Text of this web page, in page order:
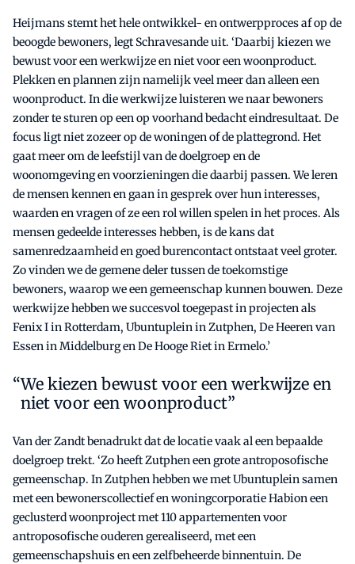
Heijmans stemt het hele ontwikkel- en ontwerpproces af op de
beoogde bewoners, legt Schravesande uit. ‘Daarbij kiezen we
bewust voor een werkwijze en niet voor een woonproduct.
Plekken en plannen zijn namelijk veel meer dan alleen een
woonproduct. In die werkwijze luisteren we naar bewoners
zonder te sturen op een op voorhand bedacht eindresultaat. De
focus ligt niet zozeer op de woningen of de plattegrond. Het
gaat meer om de leefstijl van de doelgroep en de
woonomgeving en voorzieningen die daarbij passen. We leren
de mensen kennen en gaan in gesprek over hun interesses,
waarden en vragen of ze een rol willen spelen in het proces. Als
mensen gedeelde interesses hebben, is de kans dat
samenredzaamheid en goed burencontact ontstaat veel groter.
Zo vinden we de gemene deler tussen de toekomstige
bewoners, waarop we een gemeenschap kunnen bouwen. Deze
werkwijze hebben we succesvol toegepast in projecten als
Fenix I in Rotterdam, Ubuntuplein in Zutphen, De Heeren van
Essen in Middelburg en De Hooge Riet in Ermelo.’
We kiezen bewust voor een werkwijze en
niet voor een woonproduct”
Van der Zandt benadrukt dat de locatie vaak al een bepaalde
doelgroep trekt. ‘Zo heeft Zutphen een grote antroposofische
gemeenschap. In Zutphen hebben we met Ubuntuplein samen
met een bewonerscollectief en woningcorporatie Habion een
geclusterd woonproject met 110 appartementen voor
antroposofische ouderen gerealiseerd, met een
gemeenschapshuis en een zelfbeheerde binnentuin. De